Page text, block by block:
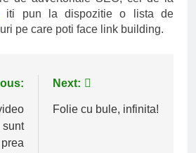
iti pun la dispozitie o lista de
pe care poti face link building.
sunt
Next:
Folie cu bule, infinita!